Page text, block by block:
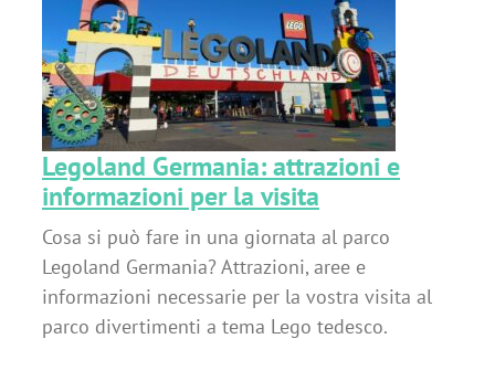
Legoland Germania: attrazioni e
informazioni per la visita
Cosa si può fare in una giornata al parco
Legoland Germania? Attrazioni, aree e
informazioni necessarie per la vostra visita al
parco divertimenti a tema Lego tedesco.